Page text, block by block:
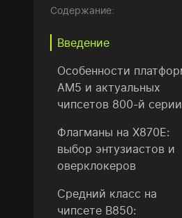
Содержание:
Введение
Особенности
AM5 и актуальных
чипсетов 800-й серии
Флагманы на X870E:
выбор энтузиастов и
оверклокеров
Средний класс на
чипсете B850: